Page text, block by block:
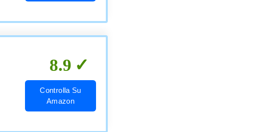
8.9
Controlla Su
Amazon